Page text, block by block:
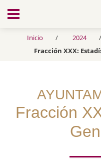
Transparencia
Inicio 2024
Fracción XXX:
Fracción